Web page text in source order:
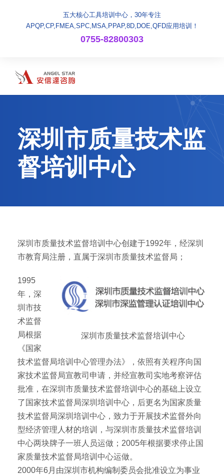
五大核心工具培训中心，30年专注
APQP,CP,FMEA,SPC,MSA,PPAP,8D,DOE,QFD应用培训！
0755-82800303
深圳市质量技术监
督培训中心
深圳市质量技术监督培训中心创建于1992年，经深圳
市教育局注册，直属于深圳市质量技术监督局；
深圳市质量技术监督培训中心
1995
年，深
圳市技
术监督
局根据
《国家
技术监督局培训中心管理办法》，依照有关程序向国
家技术监督局宣教司申请，并经宣教司实地考察评估
批准，在深圳市质量技术监督培训中心的基础上设立
了国家技术监督局深圳培训中心，后更名为国家质量
技术监督局深圳培训中心，致力于开展技术监督外向
型经济管理人材的培训，与深圳市质量技术监督培训
中心两块牌子一班人员运做；2005年根据要求停止国
家质量技术监督局培训中心运做。
2000年6月由深圳市机构编制委员会批准设立为事业